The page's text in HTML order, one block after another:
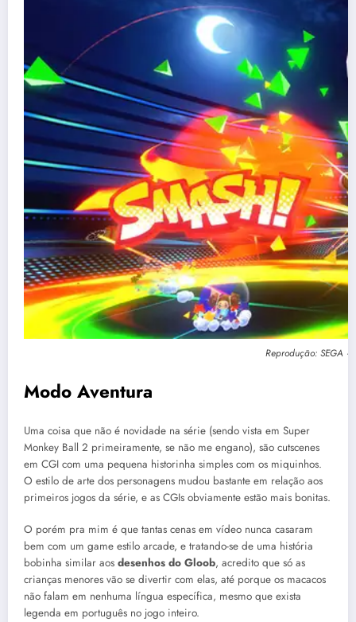
Reprodução: SEGA
Modo Aventura
Uma coisa que não é novidade na série (sendo vista em Super
Monkey Ball 2 primeiramente, se não me engano), são cutscenes
em CGI com uma pequena historinha simples com os miquinhos.
O estilo de arte dos personagens mudou bastante em relação aos
primeiros jogos da série, e as CGIs obviamente estão mais bonitas.
O porém pra mim é que tantas cenas em vídeo nunca casaram
bem com um game estilo arcade, e tratando-se de uma história
bobinha similar aos desenhos do Gloob, acredito que só as
crianças menores vão se divertir com elas, até porque os macacos
não falam em nenhuma língua específica, mesmo que exista
legenda em português no jogo inteiro.